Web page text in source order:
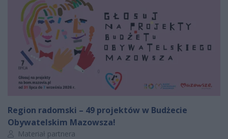
Region radomski – 49 projektów w Budżecie
Obywatelskim Mazowsza!
Autor artykułu:
Materiał partnera